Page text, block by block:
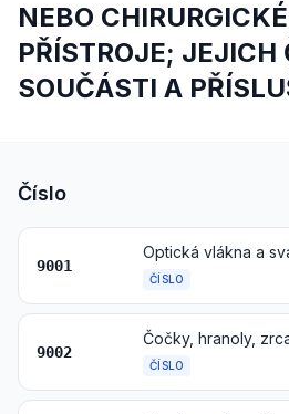
NEBO
PŘÍSTROJE; JEJICH
SOUČÁSTI A
Číslo
9001
ČÍSLO
9002
ČÍSLO